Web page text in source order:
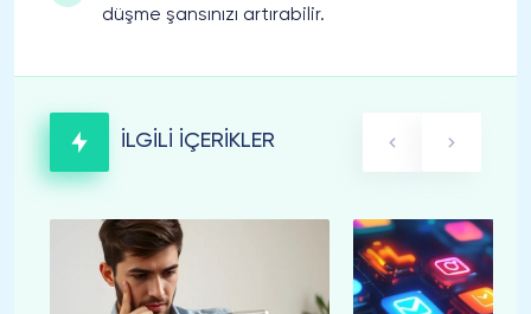
düşme şansınızı artırabilir.
İLGİLİ İÇERİKLER